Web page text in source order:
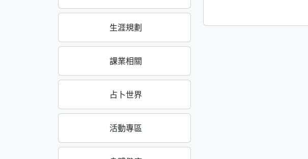
生涯規劃
課業相關
占卜世界
活動專區